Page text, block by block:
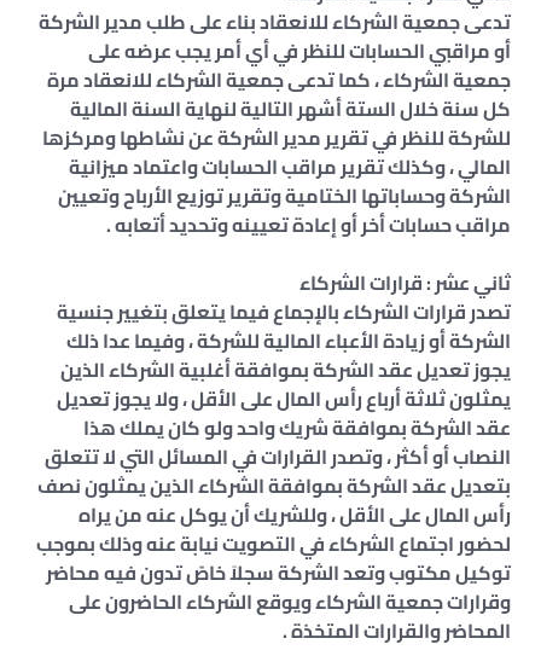
تدعى جمعية الشركاء للانعقاد بناء على طلب مدير الشركة
أو مراقبي الحسابات للنظر في أي أمر يجب عرضه على
جمعية الشركاء ، كما تدعى جمعية الشركاء للانعقاد مرة
كل سنة خلال الستة أشهر التالية لنهاية السنة المالية
للشركة للنظر في تقرير مدير الشركة عن نشاطها ومركزها
المالي ، وكذلك تقرير مراقب الحسابات واعتماد ميزانية
الشركة وحساباتها الختامية وتقرير توزيع الأرباح وتعيين
مراقب حسابات أخر أو إعادة تعيينه وتحديد أتعابه .
ثاني عشر : قرارات الشركاء
تصدر قرارات الشركاء بالإجماع فيما يتعلق بتغيير جنسية
الشركة أو زيادة الأعباء المالية للشركة ، وفيما عدا ذلك
يجوز تعديل عقد الشركة بموافقة أغلبية الشركاء الذين
يمثلون ثلاثة أرباع رأس المال على الأقل ، ولا يجوز تعديل
عقد الشركة بموافقة شريك واحد ولو كان يملك هذا
النصاب أو أكثر ، وتصدر القرارات في المسائل التي لا تتعلق
بتعديل عقد الشركة بموافقة الشركاء الذين يمثلون نصف
رأس المال على الأقل ، وللشريك أن يوكل عنه من يراه
لحضور اجتماع الشركاء في التصويت نيابة عنه وذلك بموجب
توكيل مكتوب وتعد الشركة سجلاَ خاصً تدون فيه محاضر
وقرارات جمعية الشركاء ويوقع الشركاء الحاضرون على
المحاضر والقرارات المتخذة .